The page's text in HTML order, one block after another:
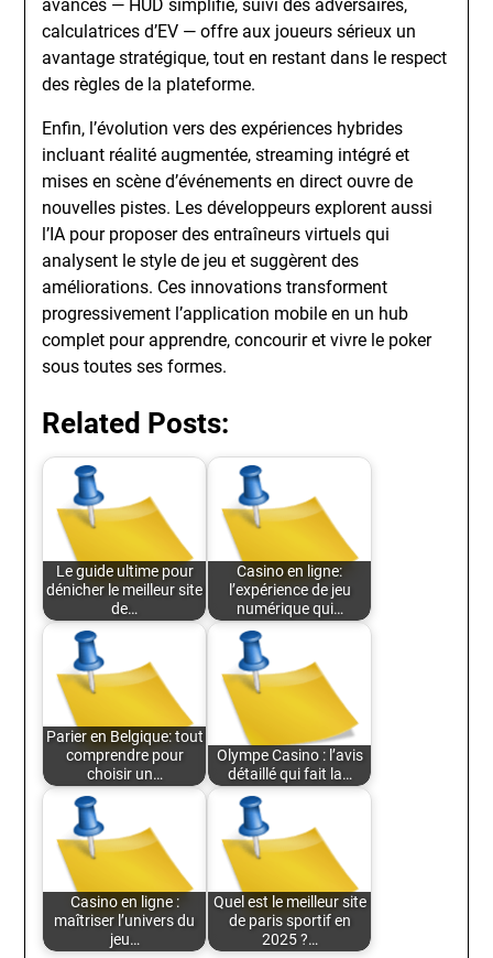
avancés — HUD simplifié, suivi des adversaires,
calculatrices d’EV — offre aux joueurs sérieux un
avantage stratégique, tout en restant dans le respect
des règles de la plateforme.
Enfin, l’évolution vers des expériences hybrides
incluant réalité augmentée, streaming intégré et
mises en scène d’événements en direct ouvre de
nouvelles pistes. Les développeurs explorent aussi
l’IA pour proposer des entraîneurs virtuels qui
analysent le style de jeu et suggèrent des
améliorations. Ces innovations transforment
progressivement l’application mobile en un hub
complet pour apprendre, concourir et vivre le poker
sous toutes ses formes.
Related Posts:
Le guide ultime pour
dénicher le meilleur site
de…
Casino en ligne:
l’expérience de jeu
numérique qui…
Parier en Belgique: tout
comprendre pour
choisir un…
Olympe Casino : l’avis
détaillé qui fait la…
Casino en ligne :
maîtriser l’univers du
jeu…
Quel est le meilleur site
de paris sportif en
2025 ?…